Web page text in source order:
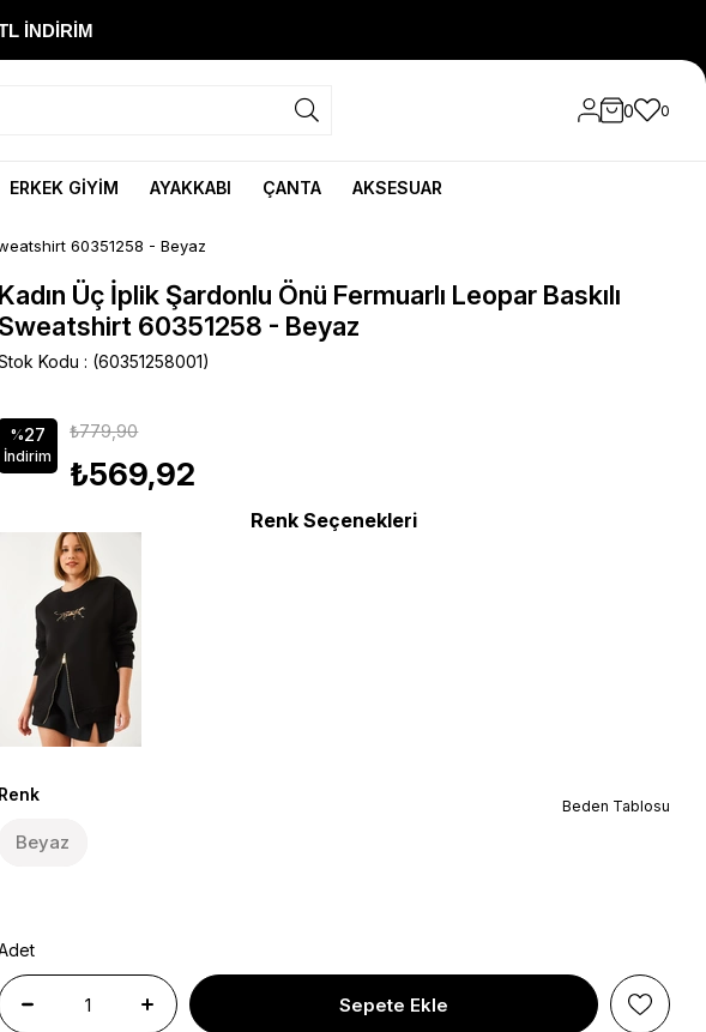
İNDİRİM
İNDİRİM
0 0
ERKEK GİYİM AYAKKABI ÇANTA AKSESUAR
60351258 - Beyaz
Kadın Üç İplik Şardonlu Önü Fermuarlı Leopar Baskılı
Sweatshirt 60351258 - Beyaz
Kodu (60351258001)
%27
İndirim
₺779,90
₺569,92
Renk Seçenekleri
Renk
Beyaz
Beden Tablosu